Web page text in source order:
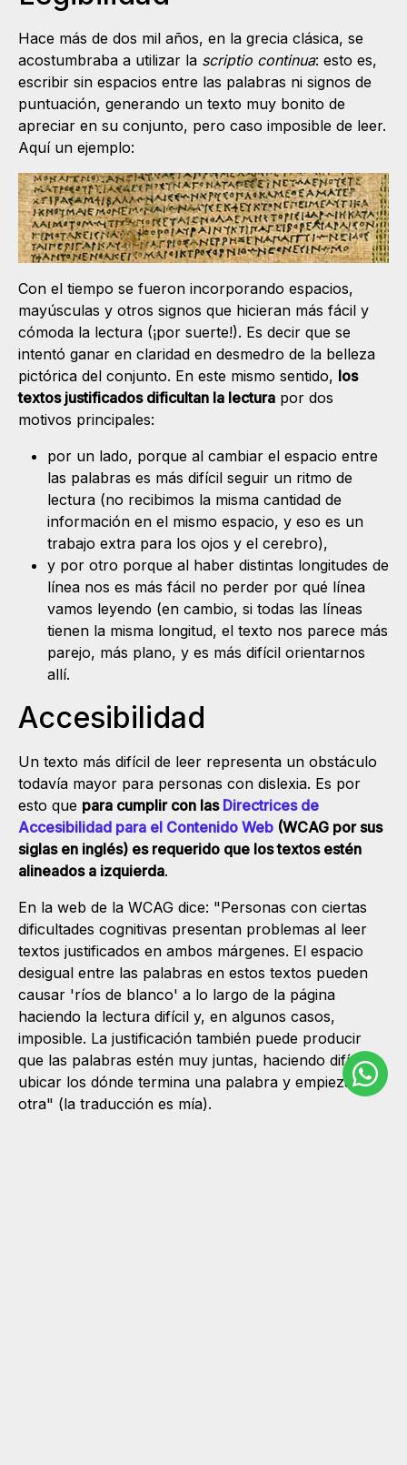
Hace más de dos mil años, en la grecia clásica, se
acostumbraba a utilizar la scriptio continua: esto es,
escribir sin espacios entre las palabras ni signos de
puntuación, generando un texto muy bonito de
apreciar en su conjunto, pero caso imposible de leer.
Aquí un ejemplo:
Con el tiempo se fueron incorporando espacios,
mayúsculas y otros signos que hicieran más fácil y
cómoda la lectura (¡por suerte!). Es decir que se
intentó ganar en claridad en desmedro de la belleza
pictórica del conjunto. En este mismo sentido, los
textos justificados dificultan la lectura por dos
motivos principales:
por un lado, porque al cambiar el espacio entre
las palabras es más difícil seguir un ritmo de
lectura (no recibimos la misma cantidad de
información en el mismo espacio, y eso es un
trabajo extra para los ojos y el cerebro),
y por otro porque al haber distintas longitudes de
línea nos es más fácil no perder por qué línea
vamos leyendo (en cambio, si todas las líneas
tienen la misma longitud, el texto nos parece más
parejo, más plano, y es más difícil orientarnos
allí.
Accesibilidad
Un texto más difícil de leer representa un obstáculo
todavía mayor para personas con dislexia. Es por
esto que para cumplir con las Directrices de
Accesibilidad para el Contenido Web (WCAG por sus
siglas en inglés) es requerido que los textos estén
alineados a izquierda.
En la web de la WCAG dice: "Personas con ciertas
dificultades cognitivas presentan problemas al leer
textos justificados en ambos márgenes. El espacio
desigual entre las palabras en estos textos pueden
causar 'ríos de blanco' a lo largo de la página
haciendo la lectura difícil y, en algunos casos,
imposible. La justificación también puede producir
que las palabras estén muy juntas, haciendo difícil
ubicar los dónde termina una palabra y empieza
otra" (la traducción es mía).